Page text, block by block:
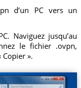
d’un PC vers un
Naviguez jusqu’au
le fichier .ovpn,
».